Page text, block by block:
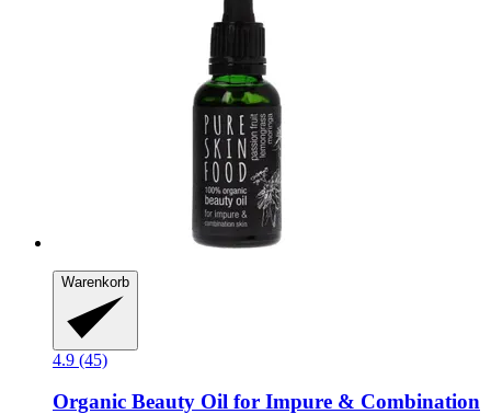
Warenkorb
4.9 (45)
Organic Beauty Oil for Impure & Combination